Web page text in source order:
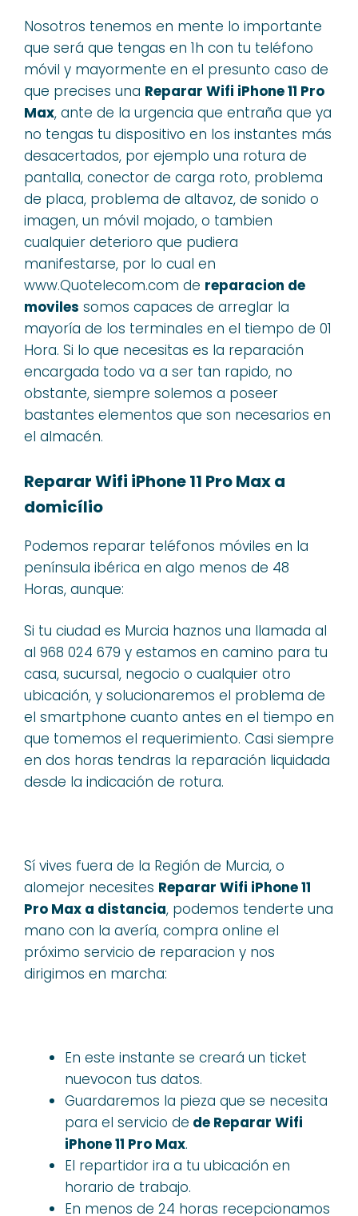
Nosotros tenemos en mente lo importante
que será que tengas en 1h con tu teléfono
móvil y mayormente en el presunto caso de
que precises una Reparar Wifi iPhone 11 Pro
Max, ante de la urgencia que entraña que ya
no tengas tu dispositivo en los instantes más
desacertados, por ejemplo una rotura de
pantalla, conector de carga roto, problema
de placa, problema de altavoz, de sonido o
imagen, un móvil mojado, o tambien
cualquier deterioro que pudiera
manifestarse, por lo cual en
www.Quotelecom.com de reparacion de
moviles somos capaces de arreglar la
mayoría de los terminales en el tiempo de 01
Hora. Si lo que necesitas es la reparación
encargada todo va a ser tan rapido, no
obstante, siempre solemos a poseer
bastantes elementos que son necesarios en
el almacén.
Reparar Wifi iPhone 11 Pro Max a
domicílio
Podemos reparar teléfonos móviles en la
península ibérica en algo menos de 48
Horas, aunque:
Si tu ciudad es Murcia haznos una llamada al
al 968 024 679 y estamos en camino para tu
casa, sucursal, negocio o cualquier otro
ubicación, y solucionaremos el problema de
el smartphone cuanto antes en el tiempo en
que tomemos el requerimiento. Casi siempre
en dos horas tendras la reparación liquidada
desde la indicación de rotura.
Sí vives fuera de la Región de Murcia, o
alomejor necesites Reparar Wifi iPhone 11
Pro Max a distancia, podemos tenderte una
mano con la avería, compra online el
próximo servicio de reparacion y nos
dirigimos en marcha:
En este instante se creará un ticket
nuevocon tus datos.
Guardaremos la pieza que se necesita
para el servicio de de Reparar Wifi
iPhone 11 Pro Max.
El repartidor ira a tu ubicación en
horario de trabajo.
En menos de 24 horas recepcionamos